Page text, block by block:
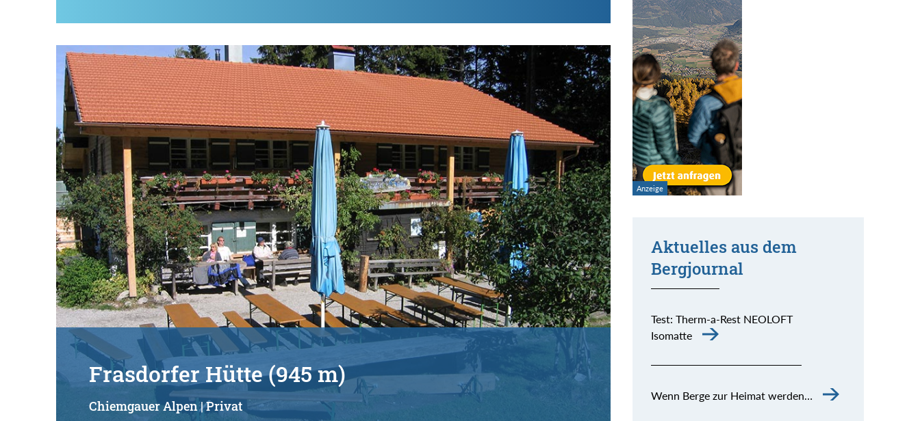
Im Hüttenarchiv suchen
Land:
Region:
Gebirge:
Hütten-Typ:
Übernachtung:
Suchbegriff:
Frasdorfer Hütte (945 m)
Chiemgauer Alpen | Privat
Aktuelles aus dem
Bergjournal
Test: Therm-a-Rest NEOLOFT
Isomatte
Wenn Berge zur Heimat werden…